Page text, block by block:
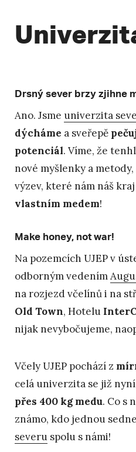
Drsný sever brzy zjihne
Ano. Jsme univerzita
dýcháme a sveřepě
potenciál. Víme, že
nové myšlenky a
výzev, které nám náš
vlastním medem!
Make honey, not war!
Na pozemcích UJEP v
odborným vedením
na rozjezd včelínů i na
Old Town, Hotelu
nijak nevybočujeme,
Včely UJEP pochází z
celá univerzita se již
přes 400 kg medu. Co s
známo, kdo jednou
severu spolu s námi!